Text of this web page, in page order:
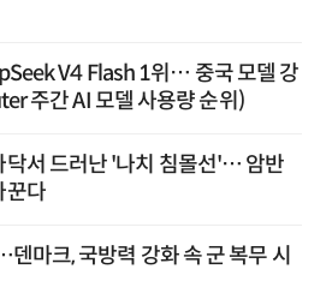
V4 Flash 1위… 중국 모델 강
주간 AI 모델 사용량 순위)
닥서 드러난 '나치 침몰선'… 암반
꾼다
마크, 국방력 강화 속 군 복무 시